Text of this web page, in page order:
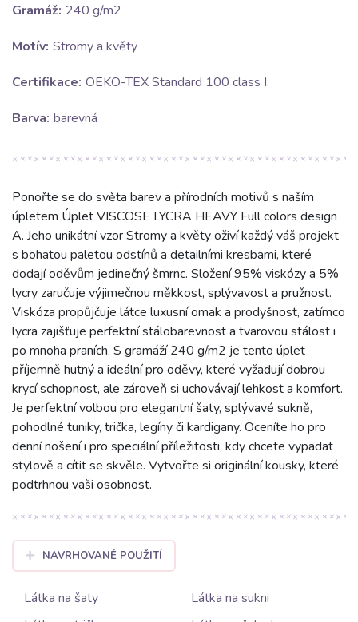
Gramáž: 240 g/m2
Motív: Stromy a květy
Certifikace: OEKO-TEX Standard 100 class I.
Barva: barevná
Ponořte se do světa barev a přírodních motivů s naším
úpletem Úplet VISCOSE LYCRA HEAVY Full colors design
A. Jeho unikátní vzor Stromy a květy oživí každý váš projekt
s bohatou paletou odstínů a detailními kresbami, které
dodají oděvům jedinečný šmrnc. Složení 95% viskózy a 5%
lycry zaručuje výjimečnou měkkost, splývavost a pružnost.
Viskóza propůjčuje látce luxusní omak a prodyšnost, zatímco
lycra zajišťuje perfektní stálobarevnost a tvarovou stálost i
po mnoha praních. S gramáží 240 g/m2 je tento úplet
příjemně hutný a ideální pro oděvy, které vyžadují dobrou
krycí schopnost, ale zároveň si uchovávají lehkost a komfort.
Je perfektní volbou pro elegantní šaty, splývavé sukně,
pohodlné tuniky, trička, legíny či kardigany. Oceníte ho pro
denní nošení i pro speciální příležitosti, kdy chcete vypadat
stylově a cítit se skvěle. Vytvořte si originální kousky, které
podtrhnou vaši osobnost.
NAVRHOVANÉ POUŽITÍ
Látka na šaty
Látka na sukni